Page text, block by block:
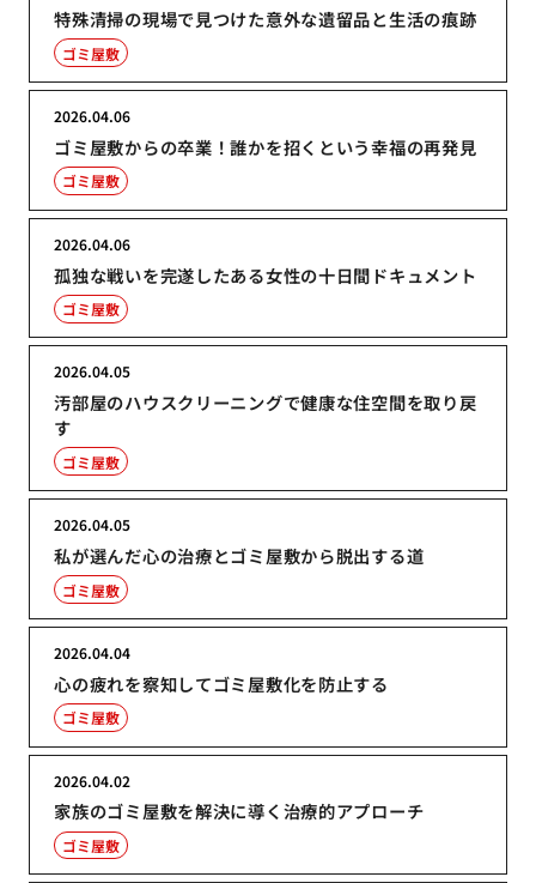
特殊清掃の現場で見つけた意外な遺留品と生活の痕跡
ゴミ屋敷
ゴミ屋敷からの卒業！誰かを招くという幸福の再発見
2026.04.06
ゴミ屋敷
孤独な戦いを完遂したある女性の十日間ドキュメント
2026.04.06
ゴミ屋敷
汚部屋のハウスクリーニングで健康な住空間を取り戻
す
2026.04.05
ゴミ屋敷
私が選んだ心の治療とゴミ屋敷から脱出する道
2026.04.05
ゴミ屋敷
心の疲れを察知してゴミ屋敷化を防止する
2026.04.04
ゴミ屋敷
家族のゴミ屋敷を解決に導く治療的アプローチ
2026.04.02
ゴミ屋敷